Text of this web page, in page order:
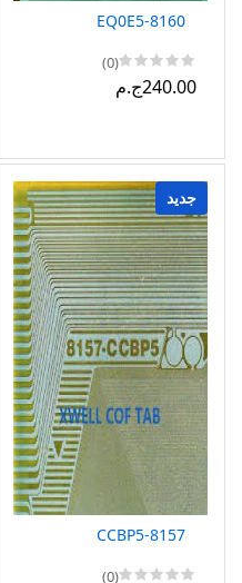
8160-EQ0E5
(0)
240.00ج.م
جديد
8157-CCBP5
(0)